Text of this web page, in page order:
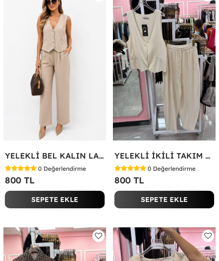
YELEKLİ BEL KALIN LASTİK İKİLİ TAKIM Bej
0 Değerlendirme
800 TL
SEPETE EKLE
YELEKLİ İKİLİ TAKIM Bej
0 Değerlendirme
800 TL
SEPETE EKLE